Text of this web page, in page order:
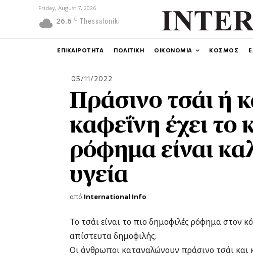
Friday, August 7, 2026
26.6 C Thessaloniki
ΕΠΙΚΑΙΡΟΤΗΤΑ ΠΟΛΙΤΙΚΗ ΟΙΚΟΝΟΜΙΑ ΚΟΣΜΟΣ
05/11/2022
Πράσινο τσάι ή
καφεΐνη έχει το
ρόφημα είναι
υγεία
από International Info
Το τσάι είναι το πιο δημοφιλές ρόφημα στον
απίστευτα δημοφιλής.
Οι άνθρωποι καταναλώνουν πράσινο τσάι και